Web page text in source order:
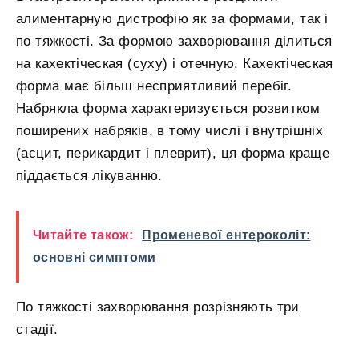
алиментарную дистрофію як за формами, так і
по тяжкості. За формою захворювання ділиться
на кахектіческая (суху) і отечную. Кахектіческая
форма має більш несприятливий перебіг.
Набрякла форма характеризується розвитком
поширених набряків, в тому числі і внутрішніх
(асцит, перикардит і плеврит), ця форма краще
піддається лікуванню.
Читайте також:
Променевої ентероколіт:
основні симптоми
По тяжкості захворювання розрізняють три
стадії.